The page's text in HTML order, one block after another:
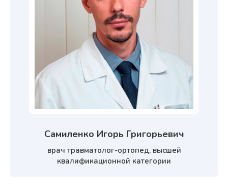
Самиленко Игорь Григорьевич
врач травматолог-ортопед, высшей
квалификационной категории